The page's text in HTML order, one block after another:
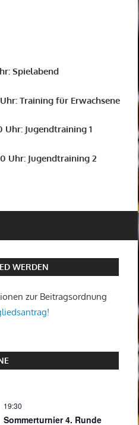
Spielabend
Training für Erwachsene
Uhr: Jugendtraining 1
Uhr: Jugendtraining 2
WERDEN
zur Beitragsordnung
19:30
Sommerturnier 4. Runde